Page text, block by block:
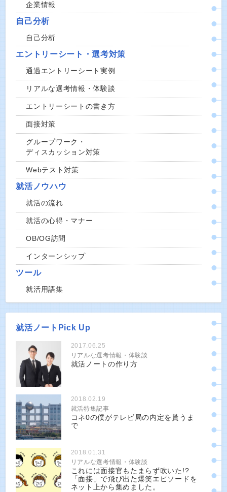
企業情報
自己分析
自己分析
エントリーシート・選考対策
通過エントリーシート実例
リアルな選考情報・体験談
エントリーシートの書き方
面接対策
グループワーク・
ディスカッション対策
Webテスト対策
就活ノウハウ
就活の流れ
就活の心得・マナー
OB/OG訪問
インターンシップ
ツール
就活用語集
就活ノートPick Up
2017.06.25
リアルな選考情報・体験談
就活ノートの作り方
2018.02.19
就活特集記事
コネ0の僕がテレビ局の内定を貰うま
で
2018.01.31
リアルな選考情報・体験談
これには面接官もたまらず吹いた!?
「面接」で飛び出た爆笑エピソードを
ネット上から集めました。